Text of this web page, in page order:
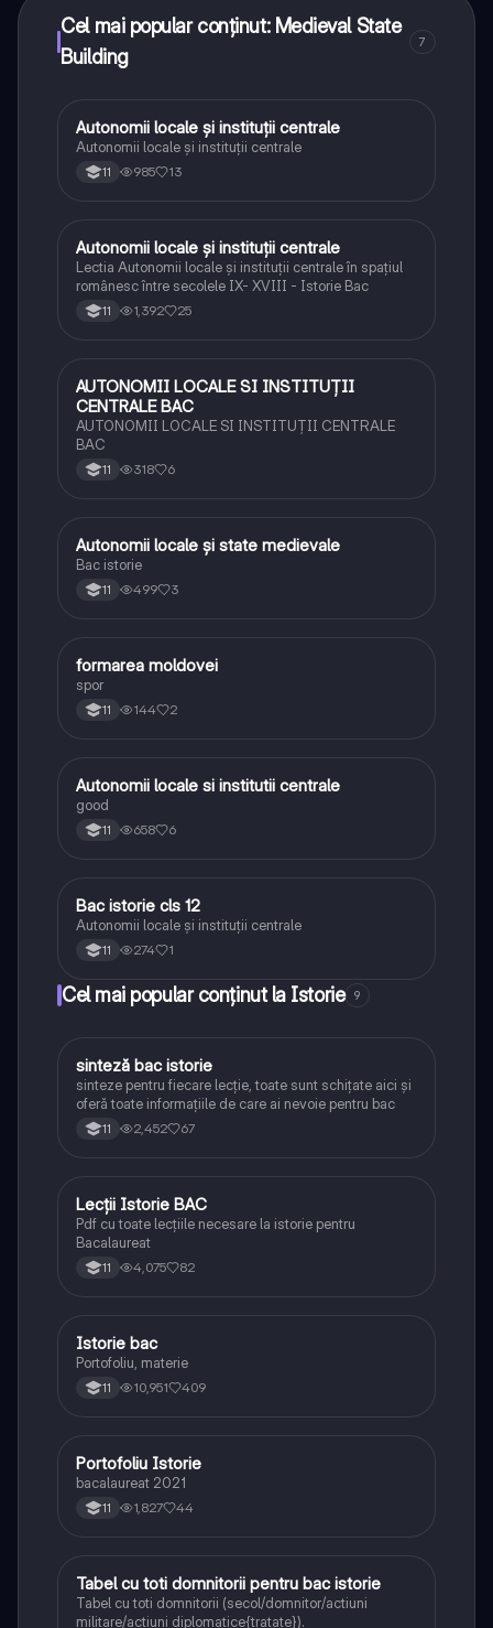
Cel mai popular conținut: Medieval State
Building
7
Istorie
Autonomii locale și instituții centrale
Autonomii locale și instituții centrale
11 985 13
Istorie
Autonomii locale și instituții centrale
Lectia Autonomii locale și instituții centrale în spațiul
românesc între secolele IX- XVIII - Istorie Bac
11 1,392 25
Istorie
AUTONOMII LOCALE SI INSTITUȚII
CENTRALE BAC
AUTONOMII LOCALE SI INSTITUȚII CENTRALE
BAC
11 318 6
Istorie
Autonomii locale și state medievale
Bac istorie
11 499 3
Istorie
formarea moldovei
spor
11 144 2
Istorie
Autonomii locale si institutii centrale
good
11 658 6
Istorie
Bac istorie cls 12
Autonomii locale și instituții centrale
11 274 1
Cel mai popular conținut la Istorie 9
Istorie
sinteză bac istorie
sinteze pentru fiecare lecție, toate sunt schițate aici și
oferă toate informațiile de care ai nevoie pentru bac
11 2,452 67
Istorie
Lecții Istorie BAC
Pdf cu toate lecțiile necesare la istorie pentru
Bacalaureat
11 4,075 82
Istorie
Istorie bac
Portofoliu, materie
11 10,951 409
Istorie
Portofoliu Istorie
bacalaureat 2021
11 1,827 44
Istorie
Tabel cu toti domnitorii pentru bac istorie
Tabel cu toti domnitorii (secol/domnitor/actiuni
militare/actiuni diplomatice{tratate}).